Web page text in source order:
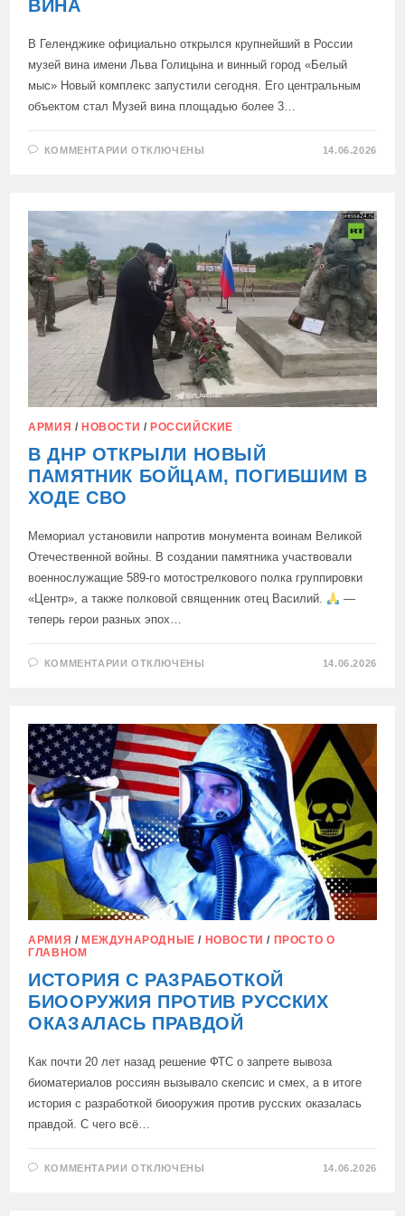
ВИНА
В Геленджике официально открылся крупнейший в России
музей вина имени Льва Голицына и винный город «Белый
мыс» Новый комплекс запустили сегодня. Его центральным
объектом стал Музей вина площадью более 3…
КОММЕНТАРИИ К
КРУПНЕЙШИЙ
МУЗЕЙ
ВИНА
ОТКЛЮЧЕНЫ 14.06.2026
АРМИЯ / НОВОСТИ / РОССИЙСКИЕ
В ДНР ОТКРЫЛИ НОВЫЙ
ПАМЯТНИК БОЙЦАМ, ПОГИБШИМ В
ХОДЕ СВО
Мемориал установили напротив монумента воинам Великой
Отечественной войны. В создании памятника участвовали
военнослужащие 589-го мотострелкового полка группировки
«Центр», а также полковой священник отец Василий.
—
теперь герои разных эпох…
КОММЕНТАРИИ К
НОВЫЙ
ПАМЯТНИК
БОЙЦАМ,
ПОГИБШИМ
В
ХОДЕ
СВО
ОТКЛЮЧЕНЫ 14.06.2026
АРМИЯ / МЕЖДУНАРОДНЫЕ / НОВОСТИ / ПРОСТО О
ГЛАВНОМ
ИСТОРИЯ С РАЗРАБОТКОЙ
БИООРУЖИЯ ПРОТИВ РУССКИХ
ОКАЗАЛАСЬ ПРАВДОЙ
Как почти 20 лет назад решение ФТС о запрете вывоза
биоматериалов россиян вызывало скепсис и смех, а в итоге
история с разработкой биооружия против русских оказалась
правдой. С чего всё…
КОММЕНТАРИИ К
ОТКЛЮЧЕНЫ 14.06.2026